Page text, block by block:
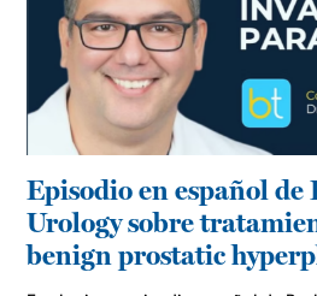
Episodio en español de
Urology sobre
benign prostatic